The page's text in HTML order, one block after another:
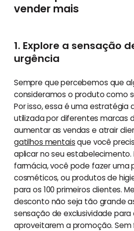
vender mais
1. Explore a sensação
urgência
Sempre que percebemos que
consideramos o produto como
Por isso, essa é uma estratégia
utilizada por diferentes marcas
aumentar as vendas e atrair
gatilhos mentaisque você
aplicar no seu estabelecimento.
farmácia, você pode fazer uma
cosméticos, ou produtos de
para os 100 primeiros clientes.
desconto não seja tão grande
sensação de exclusividade para
aproveitarem a promoção. Sem